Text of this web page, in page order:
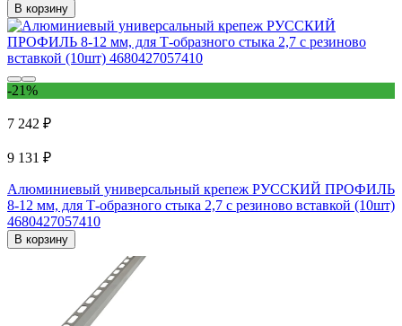
В корзину
-21%
7 242 ₽
9 131 ₽
Алюминиевый универсальный крепеж РУССКИЙ ПРОФИЛЬ
8-12 мм, для Т-образного стыка 2,7 с резиново вставкой (10шт)
4680427057410
В корзину